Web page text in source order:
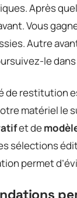
Après
Vous
Autre
le
de restitution
matériel le
et de
sélections
permet